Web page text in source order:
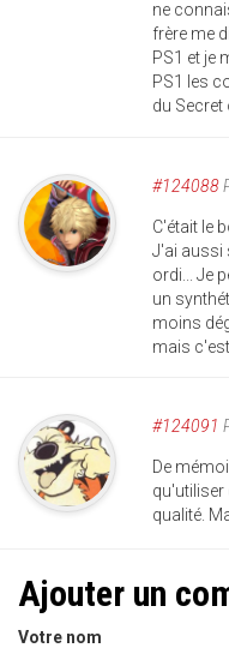
ne
frère me
PS1 et je
PS1 les
du
#124088
C'était le
J'ai aussi
ordi... Je
un
moins
mais
#124091
De
qu'utiliser
qualité.
Ajouter un
Votre nom